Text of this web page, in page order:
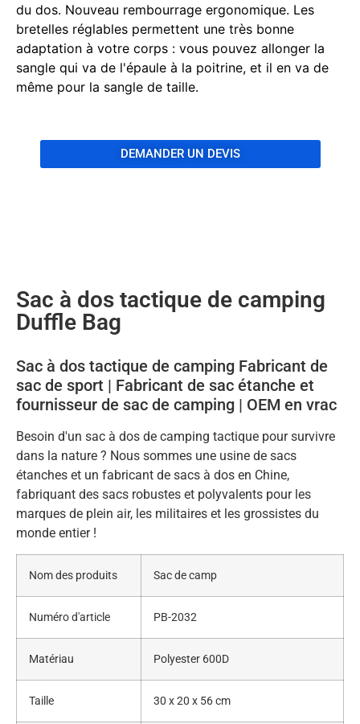
du dos. Nouveau rembourrage ergonomique. Les
bretelles réglables permettent une très bonne
adaptation à votre corps : vous pouvez allonger la
sangle qui va de l'épaule à la poitrine, et il en va de
même pour la sangle de taille.
DEMANDER UN DEVIS
Sac à dos tactique de camping
Duffle Bag
Sac à dos tactique de camping Fabricant de
sac de sport | Fabricant de sac étanche et
fournisseur de sac de camping | OEM en vrac
Besoin d'un sac à dos de camping tactique pour survivre
dans la nature ? Nous sommes une usine de sacs
étanches et un fabricant de sacs à dos en Chine,
fabriquant des sacs robustes et polyvalents pour les
marques de plein air, les militaires et les grossistes du
monde entier !
Nom des produits Sac de camp
Numéro d'article PB-2032
Matériau Polyester 600D
Taille 30 x 20 x 56 cm